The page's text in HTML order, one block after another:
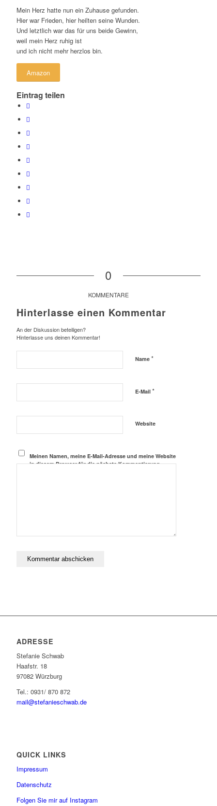
Mein Herz hatte nun ein Zuhause gefunden.
Hier war Frieden, hier heilten seine Wunden.
Und letztlich war das für uns beide Gewinn,
weil mein Herz ruhig ist
und ich nicht mehr herzlos bin.
Amazon
Eintrag teilen
0
KOMMENTARE
Hinterlasse einen Kommentar
An der Diskussion beteiligen?
Hinterlasse uns deinen Kommentar!
Name *
E-Mail *
Website
Meinen Namen, meine E-Mail-Adresse und meine Website
in diesem Browser für die nächste Kommentierung
ADRESSE
Stefanie Schwab
Haafstr. 18
97082 Würzburg
Tel.: 0931/ 870 872
mail@stefanieschwab.de
QUICK LINKS
Impressum
Datenschutz
Folgen Sie mir auf Instagram